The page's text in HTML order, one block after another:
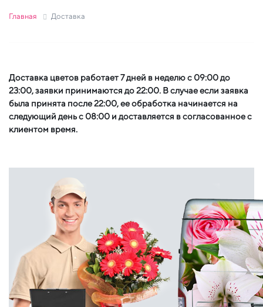
Главная Доставка
Доставка цветов работает 7 дней в неделю с 09:00 до
23:00, заявки принимаются до 22:00. В случае если заявка
была принята после 22:00, ее обработка начинается на
следующий день с 08:00 и доставляется в согласованное с
клиентом время.